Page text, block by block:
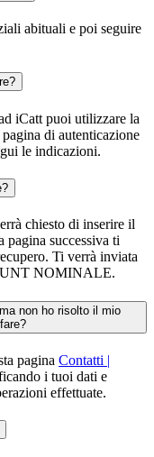
abituali e poi seguire
iCatt puoi utilizzare la
di autenticazione
le indicazioni.
chiesto di inserire il
successiva ti
Ti verrà inviata
NOMINALE.
non ho risolto il mio
pagina Contatti |
i tuoi dati e
effettuate.